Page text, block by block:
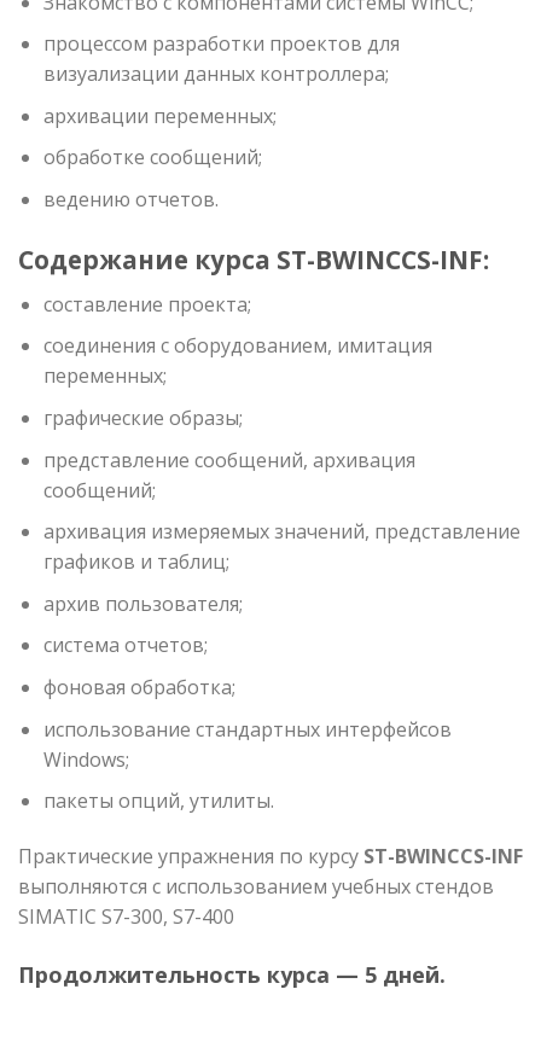
процессом разработки проектов для
визуализации данных контроллера;
архивации переменных;
обработке сообщений;
ведению отчетов.
Содержание курса ST-BWINCCS-INF:
составление проекта;
соединения с оборудованием, имитация
переменных;
графические образы;
представление сообщений, архивация
сообщений;
архивация измеряемых значений, представление
графиков и таблиц;
архив пользователя;
система отчетов;
фоновая обработка;
использование стандартных интерфейсов
Windows;
пакеты опций, утилиты.
Практические упражнения по курсу ST-BWINCCS-INF
выполняются с использованием учебных стендов
SIMATIC S7-300, S7-400
Продолжительность курса — 5 дней.